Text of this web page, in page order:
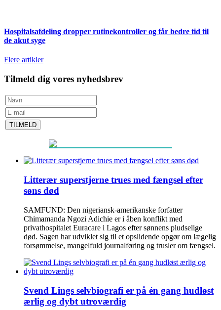
Hospitalsafdeling dropper rutinekontroller og får bedre tid til
de akut syge
Flere artikler
Tilmeld dig vores nyhedsbrev
TILMELD
Litterær superstjerne trues med fængsel efter
søns død
SAMFUND: Den nigeriansk-amerikanske forfatter
Chimamanda Ngozi Adichie er i åben konflikt med
privathospitalet Euracare i Lagos efter sønnens pludselige
død. Sagen har udviklet sig til et opslidende opgør om lægelig
forsømmelse, mangelfuld journalføring og trusler om fængsel.
Svend Lings selvbiografi er på én gang hudløst
ærlig og dybt utroværdig